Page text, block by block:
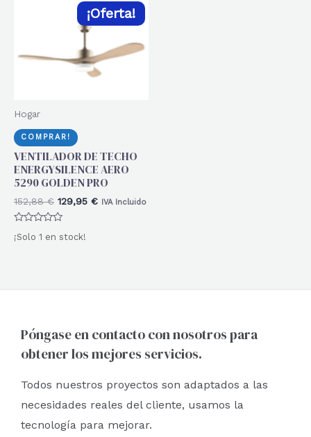
¡Oferta!
Hogar
COMPRAR!
VENTILADOR DE TECHO
ENERGYSILENCE AERO
5290 GOLDEN PRO
152,88€ El
precio
era:
129,95 €ElIVA Incluido
con
¡Solo 1 en stock!
Póngase en contacto con nosotros para
obtener los mejores servicios.
Todos nuestros proyectos son adaptados a las
necesidades reales del cliente, usamos la
tecnología para mejorar.